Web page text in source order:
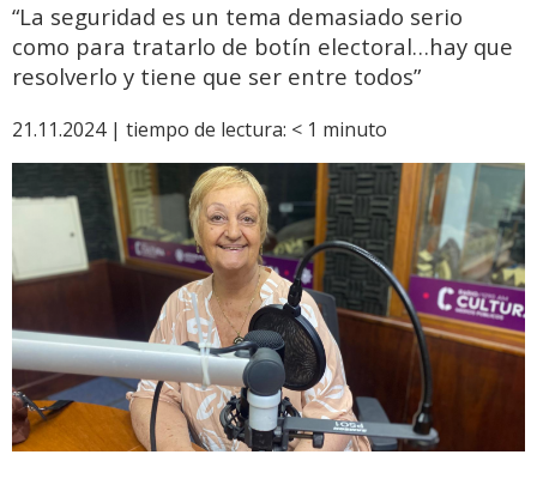
“La seguridad es un tema demasiado serio
como para tratarlo de botín electoral…hay que
resolverlo y tiene que ser entre todos”
21.11.2024 | tiempo de lectura: < 1 minuto